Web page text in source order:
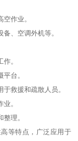
作业。
、空调外机等。
。
台。
救援和疏散人员。
。
理。
等特点，广泛应用于